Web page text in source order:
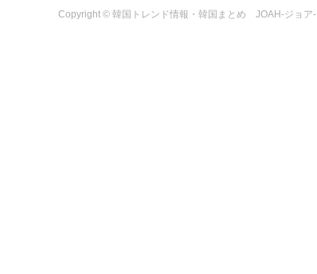
Copyright © 韓国トレンド情報・韓国まとめ JOAH-ジョア-